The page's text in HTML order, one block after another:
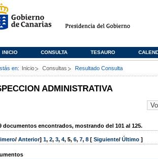
INICIO CONSULTA TESAURO
en: Inicio Consultas Resultado Consulta
ADMINISTRATIVA
documentos encontrados, mostrando del 101 al 125.
/ Anterior] 1, 2, 3, 4, 5, 6, 7, 8 [ Siguiente/ Último ]